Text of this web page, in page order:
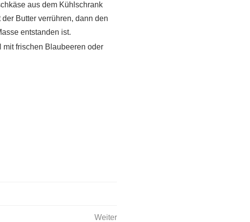
aus dem Kühlschrank
Butter verrühren, dann den
entstanden ist.
mit frischen Blaubeeren oder
Weiter